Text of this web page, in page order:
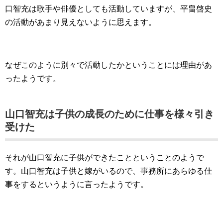
口智充は歌手や俳優としても活動していますが、平畠啓史
の活動があまり見えないように思えます。
なぜこのように別々で活動したかということには理由があ
ったようです。
山口智充は子供の成長のために仕事を様々引き
受けた
それが山口智充に子供ができたことということのようで
す。山口智充は子供と嫁がいるので、事務所にあらゆる仕
事をするというように言ったようです。